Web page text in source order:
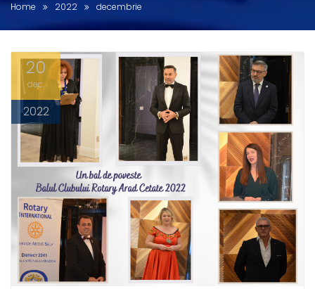
Home 2022 decembrie
20
dec.
2022